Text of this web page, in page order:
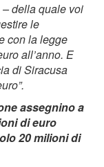
– della quale voi
le
con la legge
all’anno. E
di Siracusa
assegnino a
di euro
20 milioni di